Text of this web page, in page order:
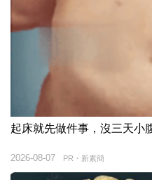
起床就先做件事，沒三天小
PR・新素簡
2026-08-07